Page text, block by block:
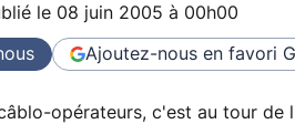
le 08 juin 2005 à 00h00
Ajoutez-nous en favori
opérateurs, c'est au tour